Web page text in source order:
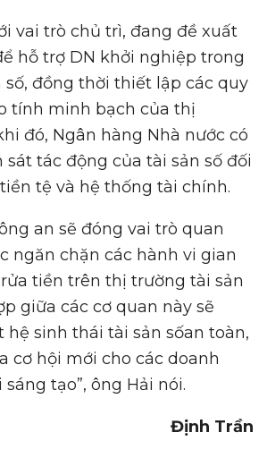
vai trò chủ trì, đang đề xuất
hỗ trợ DN khởi nghiệp trong
số, đồng thời thiết lập các quy
tính minh bạch của thị
đó, Ngân hàng Nhà nước có
tác động của tài sản số đối
tệ và hệ thống tài chính.
an sẽ đóng vai trò quan
ngăn chặn các hành vi gian
rửa tiền trên thị trường tài sản
giữa các cơ quan này sẽ
hệ sinh thái tài sản sốan toàn,
cơ hội mới cho các doanh
tạo”, ông Hải nói.
Định Trần